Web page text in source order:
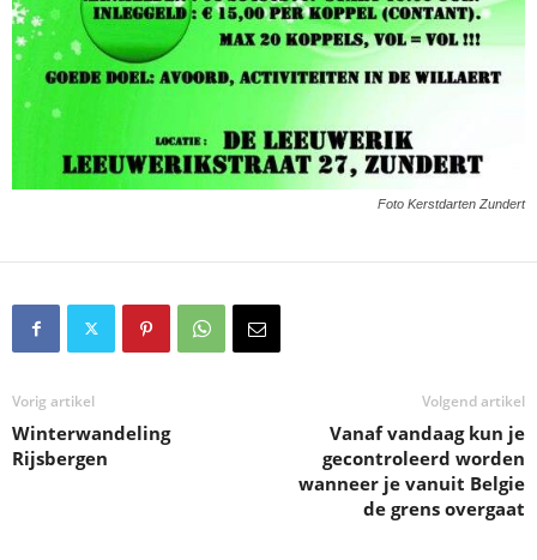
Foto Kerstdarten Zundert
Vorig artikel
Winterwandeling
Rijsbergen
Volgend artikel
Vanaf vandaag kun je
gecontroleerd worden
wanneer je vanuit Belgie
de grens overgaat